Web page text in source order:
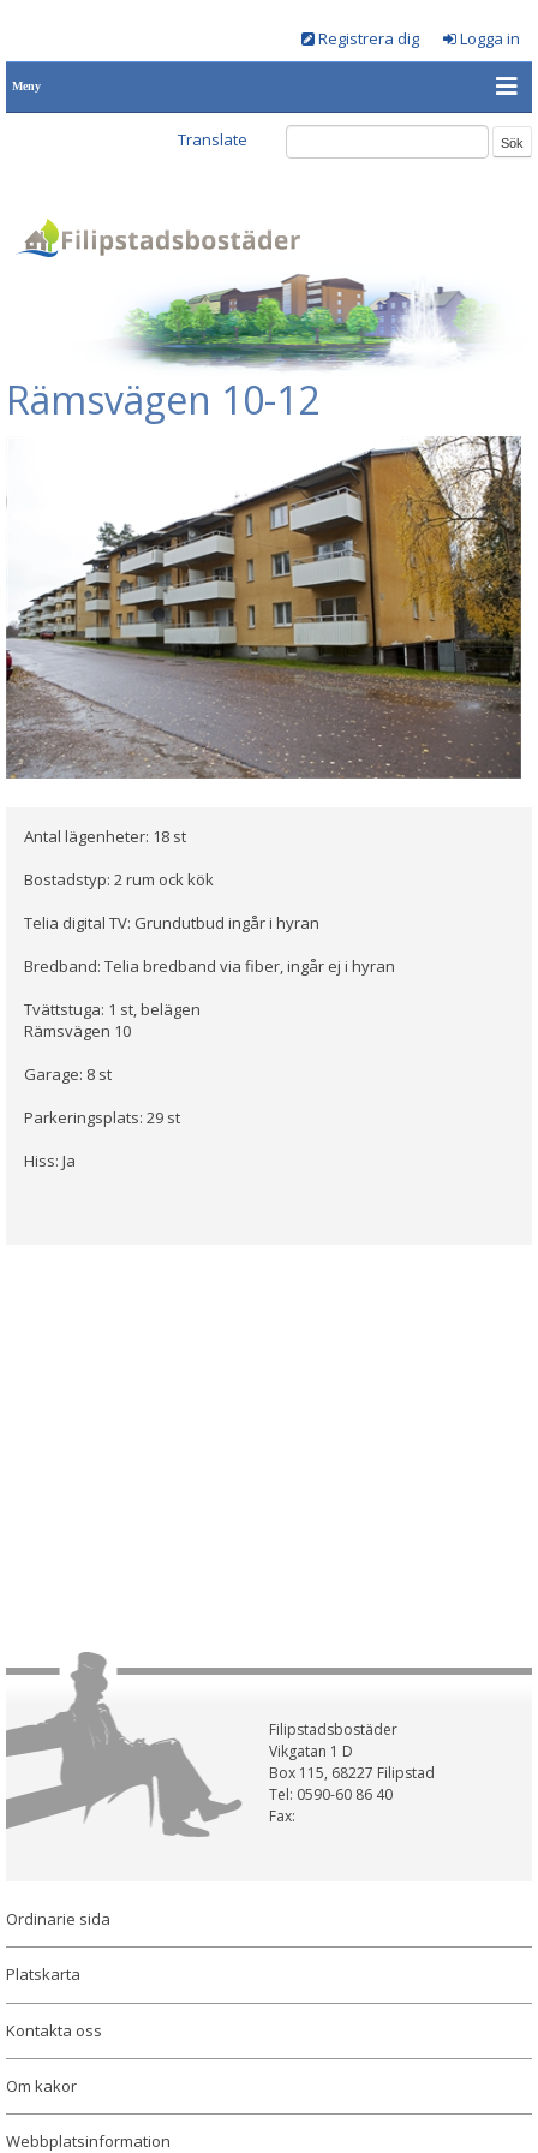
Logga in
Registrera dig
Meny
Translate
Rämsvägen 10-12
Antal lägenheter: 18 st
Bostadstyp: 2 rum ock kök
Telia digital TV: Grundutbud ingår i hyran
Bredband: Telia bredband via fiber, ingår ej i hyran
Tvättstuga: 1 st, belägen
Rämsvägen 10
Garage: 8 st
Parkeringsplats: 29 st
Hiss: Ja
Filipstadsbostäder
Vikgatan 1 D
Box 115, 68227 Filipstad
Tel: 0590-60 86 40
Fax:
Ordinarie sida
Platskarta
Kontakta oss
Om kakor
Webbplatsinformation